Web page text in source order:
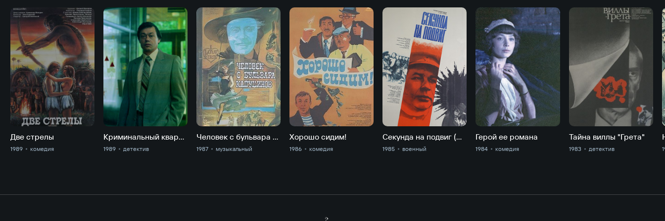
Две стрелы
1989 комедия
Криминальный квартет
1989 детектив
Человек с бульвара Капуцинов
1987 музыкальный
Хорошо сидим!
1986 комедия
Секунда на подвиг (Незабываемый соратник)
1985 военный
Герой ее романа
1984 комедия
Тайна виллы "Грета"
1983 детектив